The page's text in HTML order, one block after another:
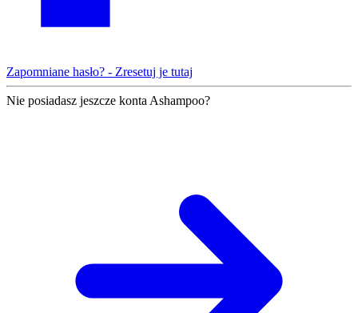
Zapomniane hasło? - Zresetuj je tutaj
Nie posiadasz jeszcze konta Ashampoo?